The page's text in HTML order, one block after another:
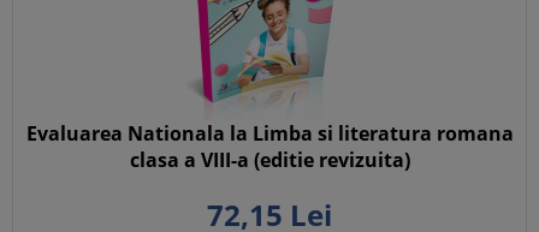
Evaluarea Nationala la Limba si literatura romana
clasa a VIII-a (editie revizuita)
72,15 Lei